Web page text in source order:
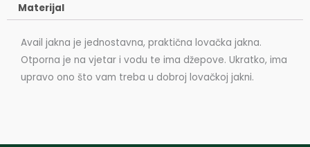
Materijal
Avail jakna je jednostavna, praktična lovačka jakna.
Otporna je na vjetar i vodu te ima džepove. Ukratko, ima
upravo ono što vam treba u dobroj lovačkoj jakni.